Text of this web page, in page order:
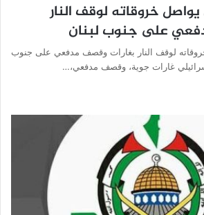
يواصل خروقاته لوقف النار
على جنوب لبنان
لوقف النار بغارات وقصف مدفعي على جنوب
غارات جوية، وقصف مدفعي،…